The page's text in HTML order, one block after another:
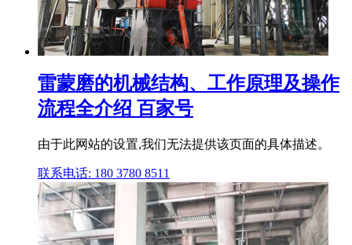
雷蒙磨的机械结构、工作原理及操作
流程全介绍 百家号
由于此网站的设置,我们无法提供该页面的具体描述。
联系电话: 180 3780 8511